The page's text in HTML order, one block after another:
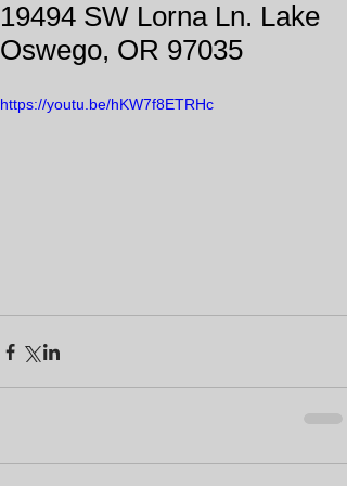
19494 SW Lorna Ln. Lake
Oswego, OR 97035
https://youtu.be/hKW7f8ETRHc